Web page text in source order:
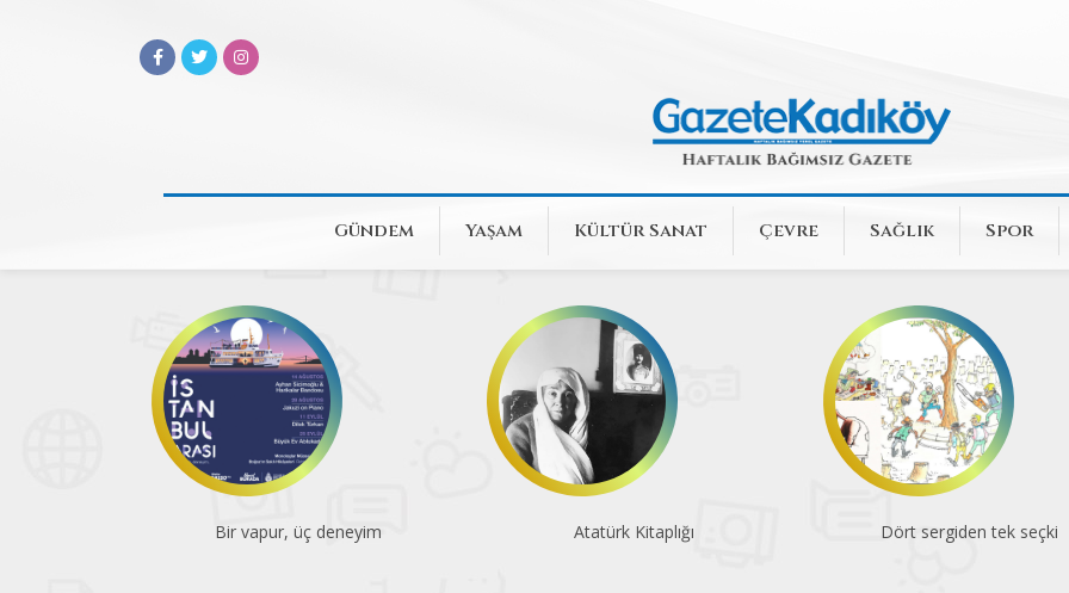
Gündem Yaşam Kültür Sanat Çevre Sağlık Spor
Atatürk Kitaplığı Dört sergiden tek seçki Komünite’de konserler